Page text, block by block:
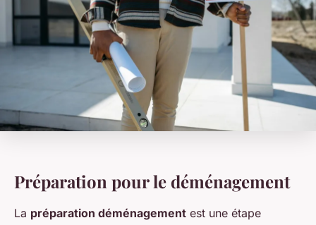
Préparation pour le déménagement
La préparation déménagement est une étape